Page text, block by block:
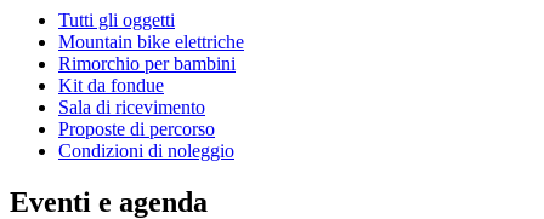
Tutti gli oggetti
Mountain bike elettriche
Rimorchio per bambini
Kit da fondue
Sala di ricevimento
Proposte di percorso
Condizioni di noleggio
Eventi e agenda